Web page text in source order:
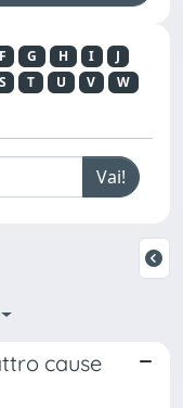
F G H I
J
S T U V
W
cause